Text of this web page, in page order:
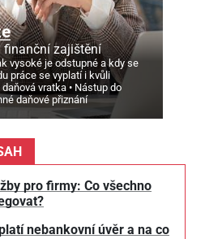
finanční zajištění
vysoké je odstupné a kdy se
práce se vyplatí i kvůli
vratka
Nástup do
daňové přiznání
pro firmy: Co všechno
nebankovní úvěr a na co